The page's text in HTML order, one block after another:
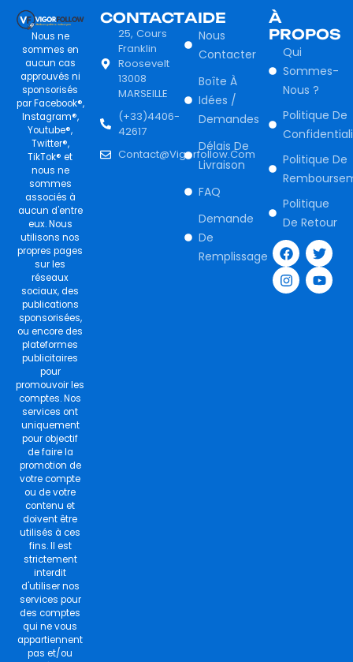
Nous ne
sommes en
aucun cas
approuvés ni
sponsorisés
par Facebook®,
Instagram®,
Youtube®,
Twitter®,
TikTok® et
nous ne
sommes
associés à
aucun d'entre
eux. Nous
utilisons nos
propres pages
sur les
réseaux
sociaux, des
publications
sponsorisées,
ou encore des
plateformes
publicitaires
pour
promouvoir les
comptes. Nos
services ont
uniquement
pour objectif
de faire la
promotion de
votre compte
ou de votre
contenu et
doivent être
utilisés à ces
fins. Il est
strictement
interdit
d'utiliser nos
services pour
des comptes
qui ne vous
appartiennent
pas et/ou
CONTACT
25, Cours
Franklin
Roosevelt
13008
MARSEILLE
(+33)4406-
42617
Contact@vigorfollow.com
AIDE
Nous
Contacter
Boîte À
Idées /
Demandes
Délais De
Livraison
FAQ
Demande
De
Remplissage
À
PROPOS
Qui
Sommes-
Nous ?
Politique De
Politique De
Politique
De Retour
F
a
c
e
b
T
w
i
t
t
I
n
s
t
a
Y
o
u
t
u